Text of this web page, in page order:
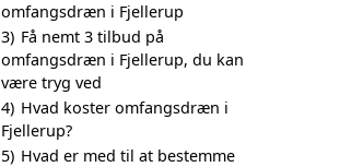
omfangsdræn i Fjellerup
3) Få nemt 3 tilbud på
omfangsdræn i Fjellerup, du kan
være tryg ved
4) Hvad koster omfangsdræn i
Fjellerup?
5) Hvad er med til at bestemme